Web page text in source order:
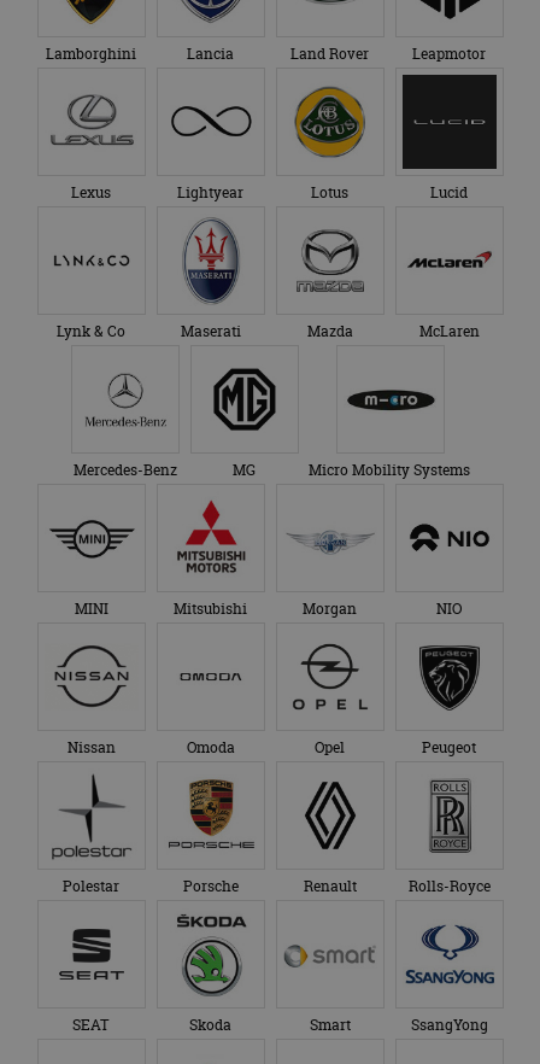
Lamborghini Lancia Land Rover Leapmotor
Lexus Lightyear Lotus Lucid
Lynk & Co Maserati Mazda McLaren
Mercedes-Benz MG Micro Mobility Systems
MINI Mitsubishi Morgan NIO
Nissan Omoda Opel Peugeot
Polestar Porsche Renault Rolls-Royce
SEAT Skoda Smart SsangYong